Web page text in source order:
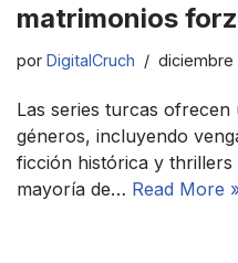
matrimonios
por DigitalCruch diciembre
Las series turcas ofrecen
géneros, incluyendo
ficción histórica y thrillers
mayoría de… Read More